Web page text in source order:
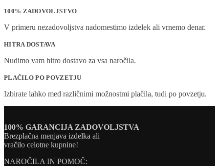
100% ZADOVOLJSTVO
V primeru nezadovoljstva nadomestimo izdelek ali vrnemo denar.
HITRA DOSTAVA
Nudimo vam hitro dostavo za vsa naročila.
PLAČILO PO POVZETJU
Izbirate lahko med različnimi možnostmi plačila, tudi po povzetju.
100% GARANCIJA ZADOVOLJSTVA
Brezplačna menjava izdelka ali
vračilo celotne kupnine!
NAROČILA IN POMOČ: